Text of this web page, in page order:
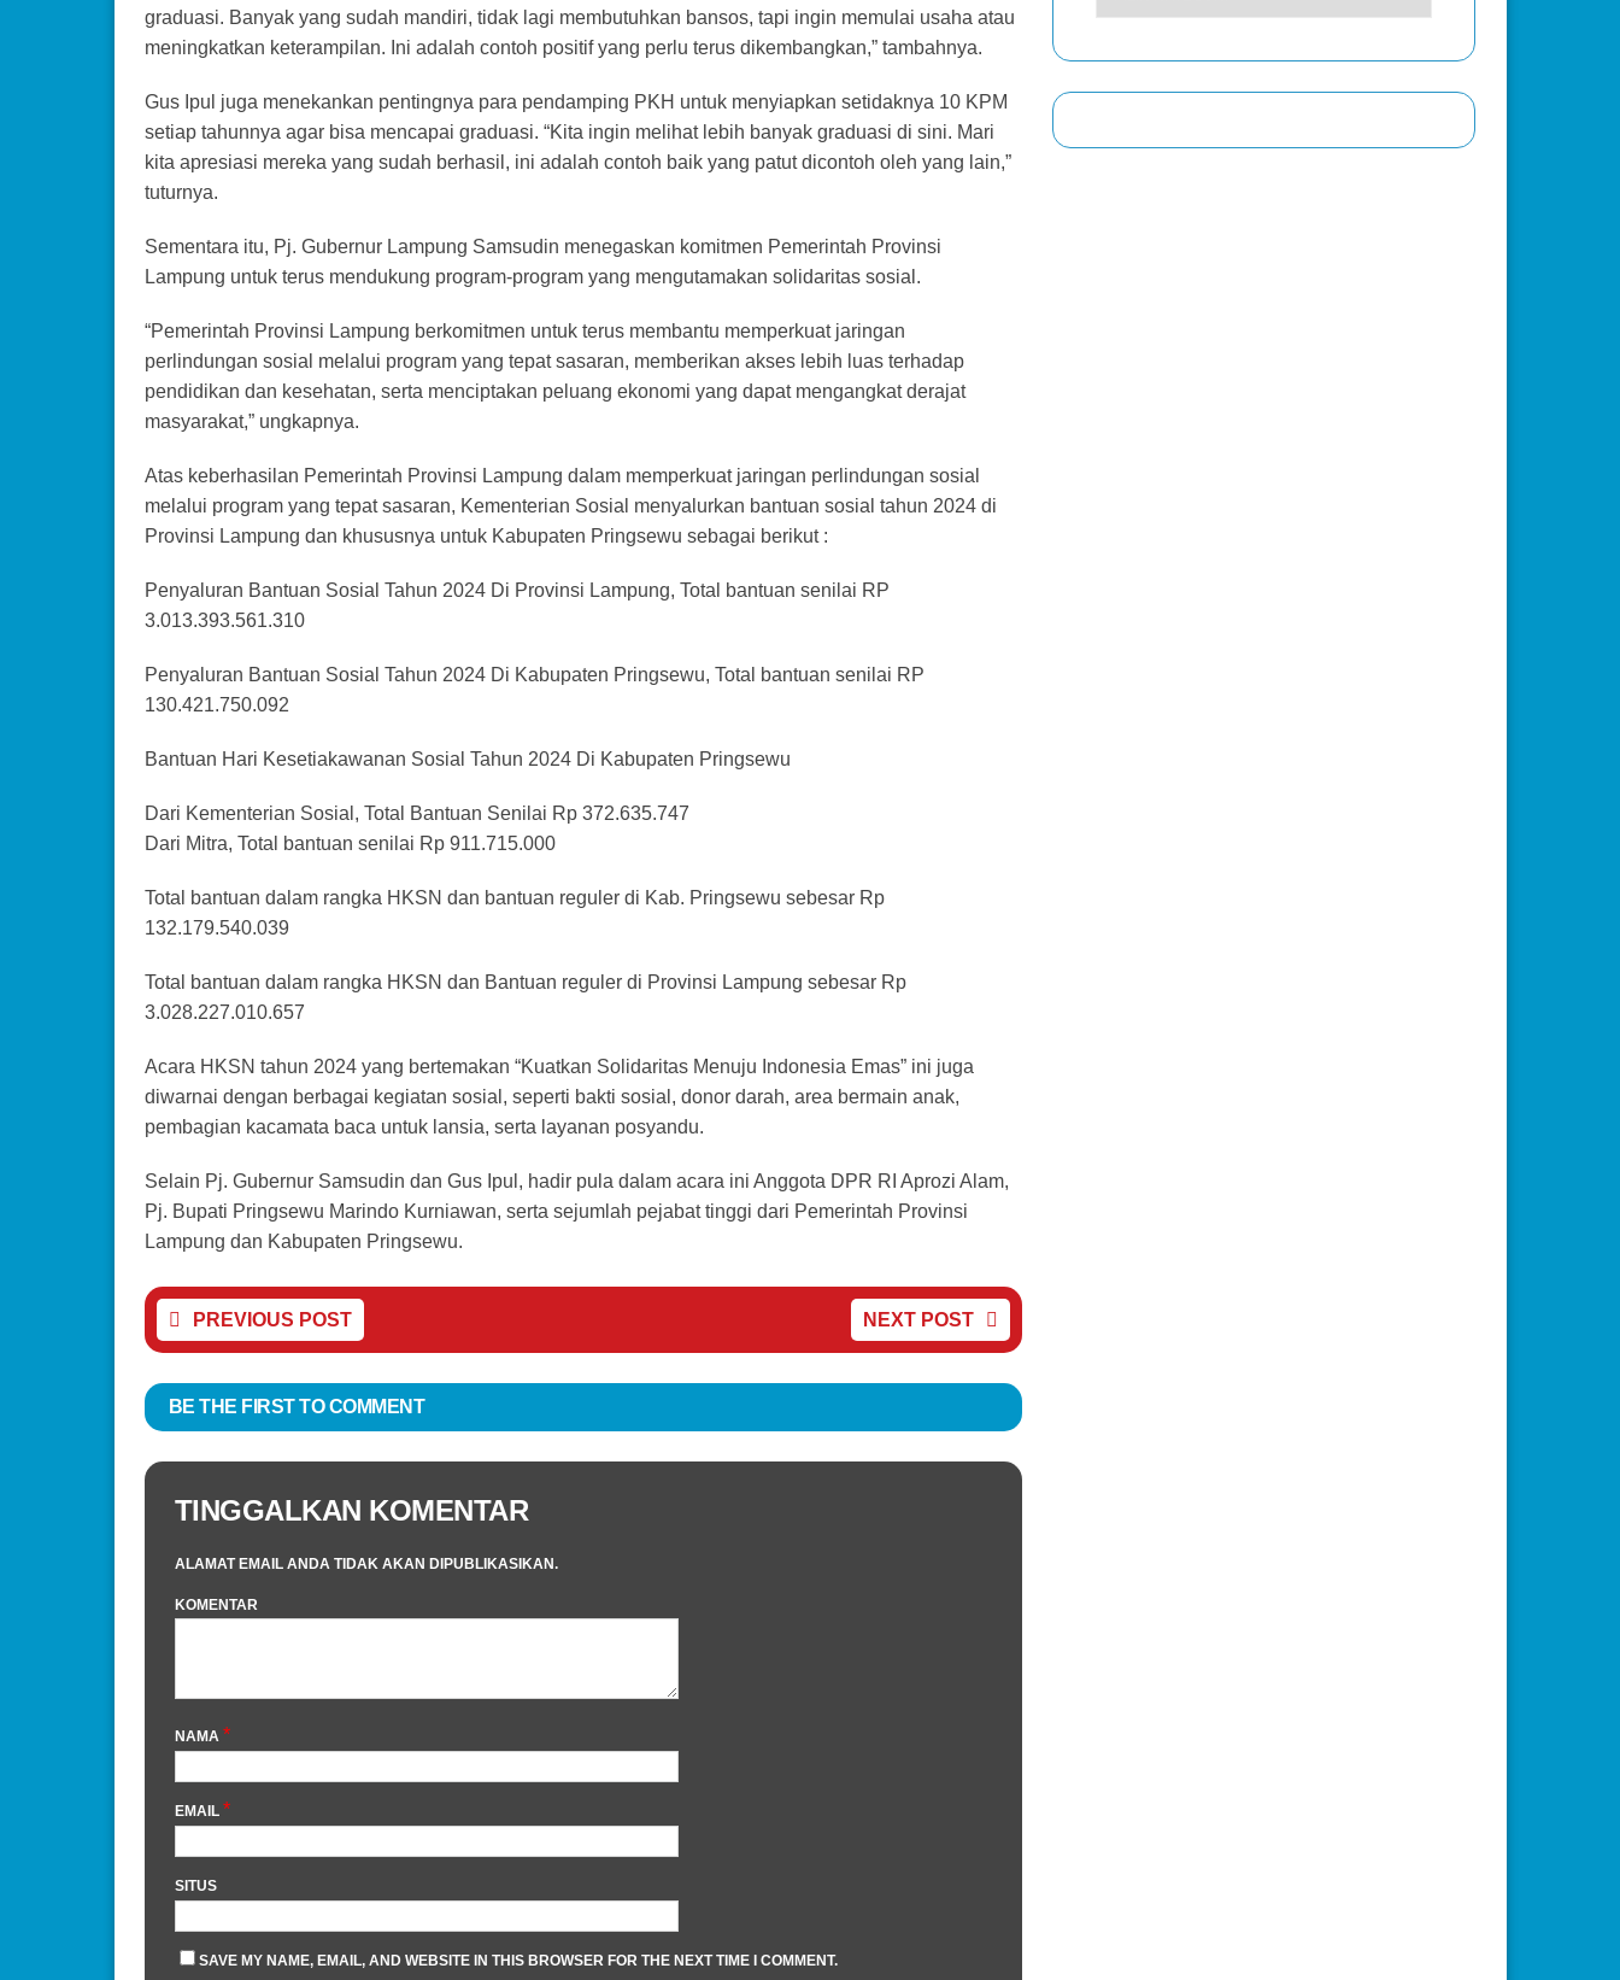
graduasi. Banyak yang sudah mandiri, tidak lagi membutuhkan bansos, tapi ingin memulai usaha atau
meningkatkan keterampilan. Ini adalah contoh positif yang perlu terus dikembangkan,” tambahnya.
Gus Ipul juga menekankan pentingnya para pendamping PKH untuk menyiapkan setidaknya 10 KPM
setiap tahunnya agar bisa mencapai graduasi. “Kita ingin melihat lebih banyak graduasi di sini. Mari
kita apresiasi mereka yang sudah berhasil, ini adalah contoh baik yang patut dicontoh oleh yang lain,”
tuturnya.
Sementara itu, Pj. Gubernur Lampung Samsudin menegaskan komitmen Pemerintah Provinsi
Lampung untuk terus mendukung program-program yang mengutamakan solidaritas sosial.
“Pemerintah Provinsi Lampung berkomitmen untuk terus membantu memperkuat jaringan
perlindungan sosial melalui program yang tepat sasaran, memberikan akses lebih luas terhadap
pendidikan dan kesehatan, serta menciptakan peluang ekonomi yang dapat mengangkat derajat
masyarakat,” ungkapnya.
Atas keberhasilan Pemerintah Provinsi Lampung dalam memperkuat jaringan perlindungan sosial
melalui program yang tepat sasaran, Kementerian Sosial menyalurkan bantuan sosial tahun 2024 di
Provinsi Lampung dan khususnya untuk Kabupaten Pringsewu sebagai berikut :
Penyaluran Bantuan Sosial Tahun 2024 Di Provinsi Lampung, Total bantuan senilai RP
3.013.393.561.310
Penyaluran Bantuan Sosial Tahun 2024 Di Kabupaten Pringsewu, Total bantuan senilai RP
130.421.750.092
Bantuan Hari Kesetiakawanan Sosial Tahun 2024 Di Kabupaten Pringsewu
Dari Kementerian Sosial, Total Bantuan Senilai Rp 372.635.747
Dari Mitra, Total bantuan senilai Rp 911.715.000
Total bantuan dalam rangka HKSN dan bantuan reguler di Kab. Pringsewu sebesar Rp
132.179.540.039
Total bantuan dalam rangka HKSN dan Bantuan reguler di Provinsi Lampung sebesar Rp
3.028.227.010.657
Acara HKSN tahun 2024 yang bertemakan “Kuatkan Solidaritas Menuju Indonesia Emas” ini juga
diwarnai dengan berbagai kegiatan sosial, seperti bakti sosial, donor darah, area bermain anak,
pembagian kacamata baca untuk lansia, serta layanan posyandu.
Selain Pj. Gubernur Samsudin dan Gus Ipul, hadir pula dalam acara ini Anggota DPR RI Aprozi Alam,
Pj. Bupati Pringsewu Marindo Kurniawan, serta sejumlah pejabat tinggi dari Pemerintah Provinsi
Lampung dan Kabupaten Pringsewu.
PREVIOUS POST NEXT POST
BE THE FIRST TO COMMENT
TINGGALKAN KOMENTAR
ALAMAT EMAIL ANDA TIDAK AKAN DIPUBLIKASIKAN.
KOMENTAR
NAMA *
EMAIL *
SITUS
SAVE MY NAME, EMAIL, AND WEBSITE IN THIS BROWSER FOR THE NEXT TIME I COMMENT.